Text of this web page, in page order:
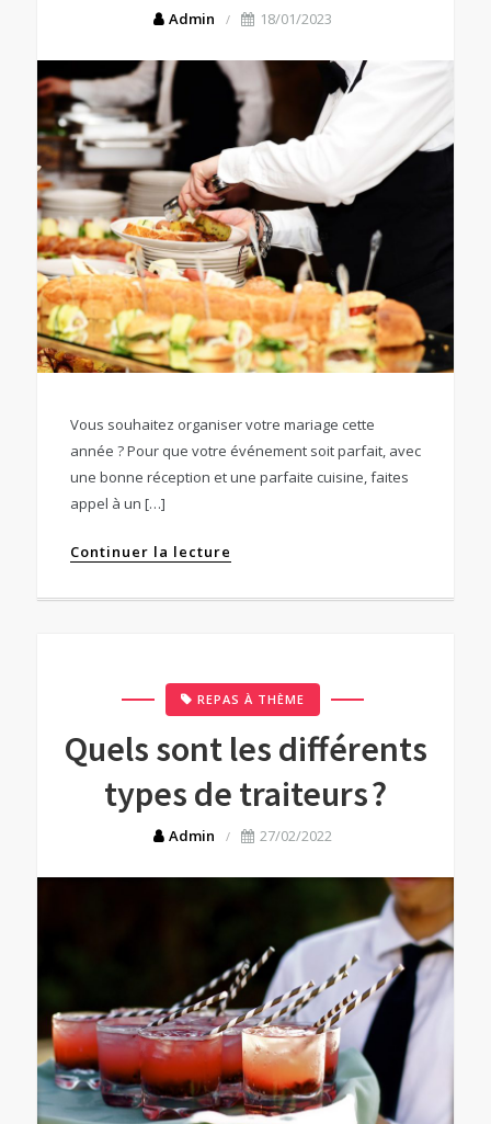
Admin 18/01/2023
Vous souhaitez organiser votre mariage cette
année ? Pour que votre événement soit parfait, avec
une bonne réception et une parfaite cuisine, faites
appel à un […]
Continuer la lecture
REPAS À THÈME
Quels sont les différents
types de traiteurs ?
Admin 27/02/2022